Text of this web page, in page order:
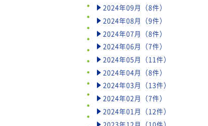
2024年09月（8件）
2024年08月（9件）
2024年07月（8件）
2024年06月（7件）
2024年05月（11件）
2024年04月（8件）
2024年03月（13件）
2024年02月（7件）
2024年01月（12件）
2023年12月（10件）